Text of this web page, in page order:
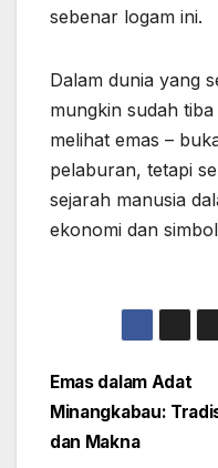
sebenar logam ini.
Dalam dunia yang
mungkin sudah
melihat emas –
pelaburan, tetapi
sejarah manusia
ekonomi dan
Post
navigation
Emas dalam Adat
Minangkabau:
dan Makna